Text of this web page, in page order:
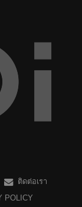
ติดต่อเรา
POLICY